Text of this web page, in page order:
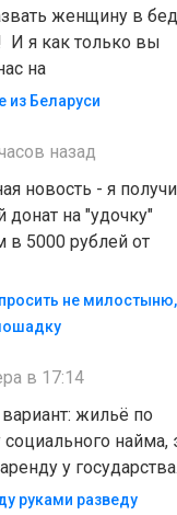
женщину в
И я как только вы
на
из Беларуси
назад
новость - я
донат на "удочку"
в 5000 рублей от
не
в 17:14
жильё по
найма,
у государства.
руками разведу